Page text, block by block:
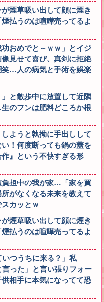
煙草吸い出して顔に煙き
払うのは喧嘩売ってるよ
おめでと～ｗｗ」とイジ
見せて喜び、真剣に拒絶
笑…人の病気と手術を娯楽
」と散歩中に放置して近隣
のフンは肥料どころか根
ようと執拗に手出しして
！何度断っても鍋の蓋を
』という不快すぎる形
負担中の我が家…「家を買
がなくなる未来を教えて
カッとｗ
煙草吸い出して顔に煙き
払うのは喧嘩売ってるよ
つうちに来る？」私
った」と言い張りフォー
相手に本気になってて恐